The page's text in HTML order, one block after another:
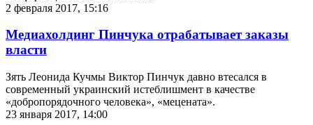
2 февраля 2017, 15:16
Медиахолдинг Пинчука отрабатывает заказы
власти
Зять Леонида Кучмы Виктор Пинчук давно втесался в
современный украинский истеблишмент в качестве
«добропорядочного человека», «мецената».
23 января 2017, 14:00